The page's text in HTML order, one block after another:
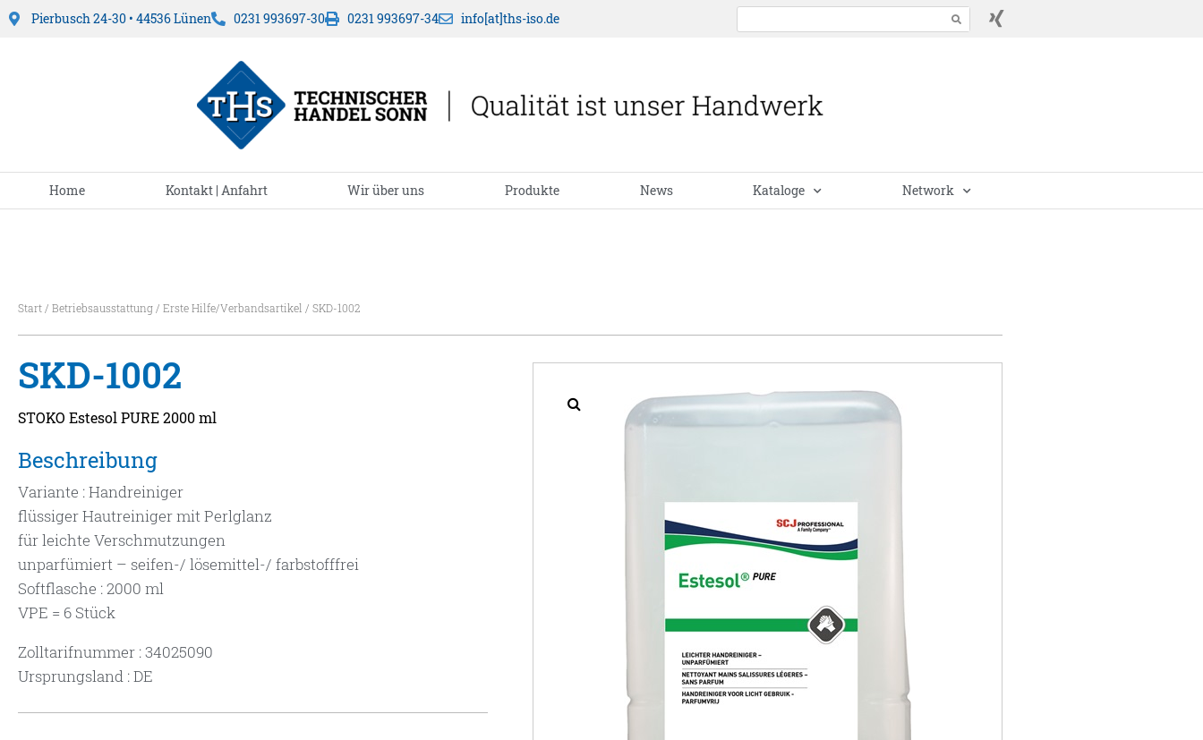
Pierbusch 24-30 • 44536 Lünen 0231 993697-30 0231 993697-34 info[at]ths-iso.de
Home Kontakt | Anfahrt Wir über uns Produkte News Kataloge Network
Start / Betriebsausstattung / Erste Hilfe/Verbandsartikel / SKD-1002
SKD-1002
STOKO Estesol PURE 2000 ml
Beschreibung
Variante : Handreiniger
flüssiger Hautreiniger mit Perlglanz
für leichte Verschmutzungen
unparfümiert – seifen-/ lösemittel-/ farbstofffrei
Softflasche : 2000 ml
VPE = 6 Stück
Zolltarifnummer : 34025090
Ursprungsland : DE